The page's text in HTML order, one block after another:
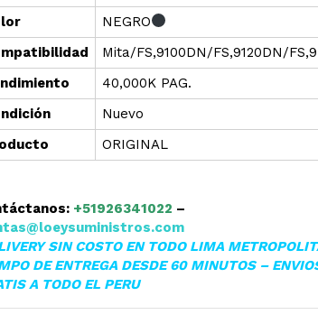
NEGRO
Mita/FS,9100DN/FS,9120DN/
40,000K PAG.
Nuevo
ORIGINAL
+51926341022 –
SIN COSTO EN TODO LIMA
DE ENTREGA DESDE 60 MINUTOS –
A TODO EL PERU